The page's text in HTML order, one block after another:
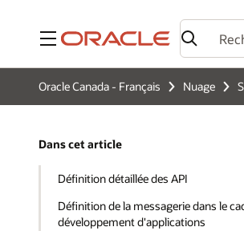
Menu
Oracle Canada - Français Nuage
Dans cet article
Définition détaillée des API
Définition de la messagerie dans le
développement d'applications